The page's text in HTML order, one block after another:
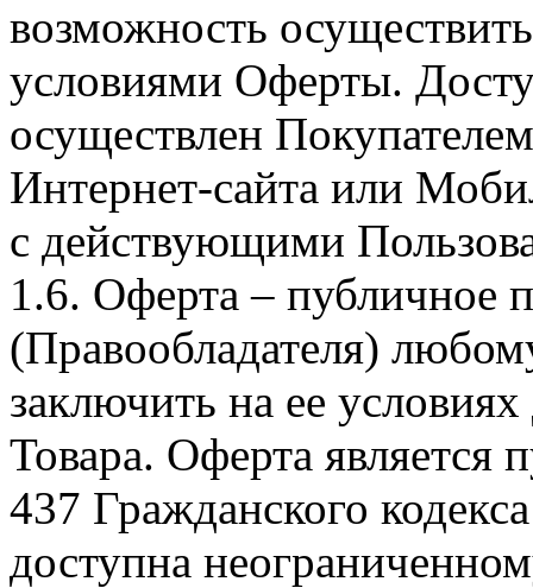
возможность
условиями Оферты.
осуществлен
Интернет-сайта или
с действующими
1.6. Оферта – публичное
(Правообладателя)
заключить на ее
Товара. Оферта является
437 Гражданского
доступна